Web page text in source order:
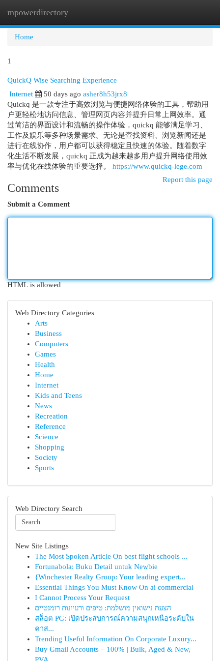
mpowerdirectory
Home
1
QuickQ Wise Searching Experience
Internet
50 days ago asher8h53jrx8
Quickq 是一款专注于高效浏览与便捷网络体验的工具，帮助用
户更轻松地访问信息、管理网页内容并提升日常上网效率。通
过简洁的界面设计和流畅的操作体验，quickq 能够满足学习、
工作及娱乐等多种场景需求。无论是查找资料、浏览新闻还是
进行在线协作，用户都可以获得稳定且快速的体验。随着数字
化生活不断发展，quickq 正成为越来越多用户提升网络使用效
率与优化在线体验的重要选择。 https://www.quickq-lege.com
Report this page
Comments
Submit a Comment
HTML is allowed
Web Directory Categories
Arts
Business
Computers
Games
Health
Home
Internet
Kids and Teens
News
Recreation
Reference
Science
Shopping
Society
Sports
Web Directory Search
New Site Listings
The Most Spoken Article On best flight schools ...
Fortunabola: Buku Detail untuk Newbie
{Winchester Realty Group: Your leading expert...
Essential Things You Must Know On ai commercial
I Cannot Process Your Request
הצעת נישואין מושלמת: טיפים ורעיונות רומנטיים
สล็อต PG: เปิดประสบการณ์ความสนุกเหนือระดับใน
คาส...
Trending Useful Information On Corporate Luxury...
Buy Gmail Accounts – 100% | Bulk, Aged & New,